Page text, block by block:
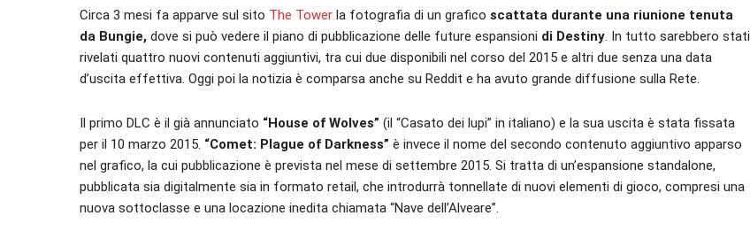
Circa 3 mesi fa apparve sul sito The Tower la fotografia di un grafico scattata durante una riunione tenuta
da Bungie, dove si può vedere il piano di pubblicazione delle future espansioni di Destiny. In tutto sarebbero stati
rivelati quattro nuovi contenuti aggiuntivi, tra cui due disponibili nel corso del 2015 e altri due senza una data
d’uscita effettiva. Oggi poi la notizia è comparsa anche su Reddit e ha avuto grande diffusione sulla Rete.
Il primo DLC è il già annunciato “House of Wolves” (il “Casato dei lupi” in italiano) e la sua uscita è stata fissata
per il 10 marzo 2015. “Comet: Plague of Darkness” è invece il nome del secondo contenuto aggiuntivo apparso
nel grafico, la cui pubblicazione è prevista nel mese di settembre 2015. Si tratta di un’espansione standalone,
pubblicata sia digitalmente sia in formato retail, che introdurrà tonnellate di nuovi elementi di gioco, compresi una
nuova sottoclasse e una locazione inedita chiamata “Nave dell’Alveare”.